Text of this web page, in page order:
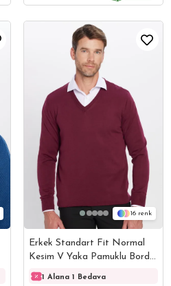
3 Triko 1499,90 TL
16
Erkek Standart Fit Normal
Kesim V Yaka Pamuklu Bordo
Triko Kazak
1 Alana 1 Bedava